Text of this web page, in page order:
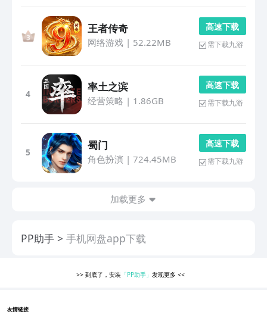
王者传奇
网络游戏| 52.22MB
高 速 下 载
需下载九游
4
率土之滨
经营策略 | 1.86GB
高 速 下 载
需下载九游
5
蜀门
角色扮演 | 724.45MB
高 速 下 载
需下载九游
加载更多
PP助手 手机网盘app下载
>> 到底了，安装 「PP助手」 发现更多<<
友情链接